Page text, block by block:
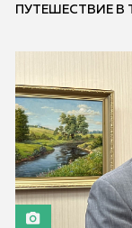
ПУТЕШЕСТВИЕ В